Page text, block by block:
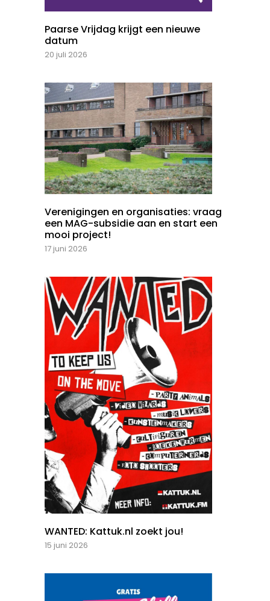
Paarse Vrijdag krijgt een nieuwe
datum
20 juli 2026
Verenigingen en organisaties: vraag
een MAG-subsidie aan en start een
mooi project!
17 juni 2026
WANTED: Kattuk.nl zoekt jou!
15 juni 2026